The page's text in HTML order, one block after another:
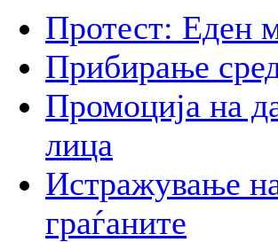
Протест: Еден
Прибирање
Промоција на
лица
Истражување
граѓаните